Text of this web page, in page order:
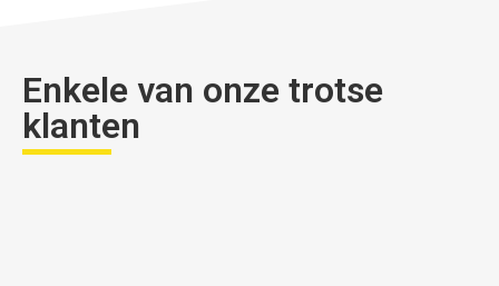
Enkele van onze trotse
klanten